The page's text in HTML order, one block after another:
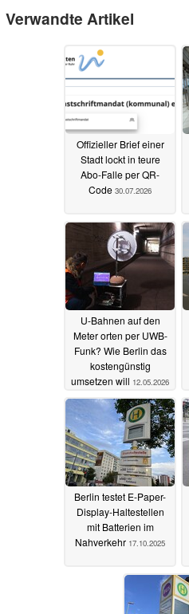
Verwandte Artikel
Offizieller Brief einer
Stadt lockt in teure
Abo-Falle per QR-
Code 30.07.2026
U-Bahnen auf den
Meter orten per UWB-
Funk? Wie Berlin das
kostengünstig
umsetzen will 12.05.2026
Berlin testet E-Paper-
Display-Haltestellen
mit Batterien im
Nahverkehr 17.10.2025